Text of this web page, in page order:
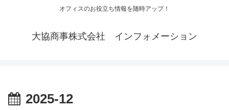
オフィスのお役立ち情報を随時アップ！
大協商事株式会社 インフォメーション
2025-12